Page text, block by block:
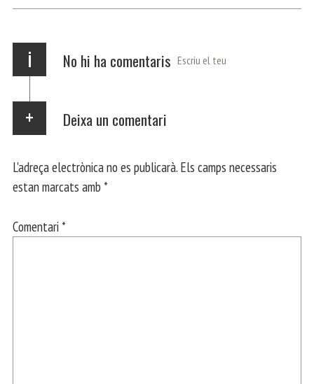
p m ei
i No hi ha comentaris Escriu el teu
Deixa un comentari
L'adreça electrònica no es publicarà. Els camps necessaris
estan marcats amb *
Comentari *